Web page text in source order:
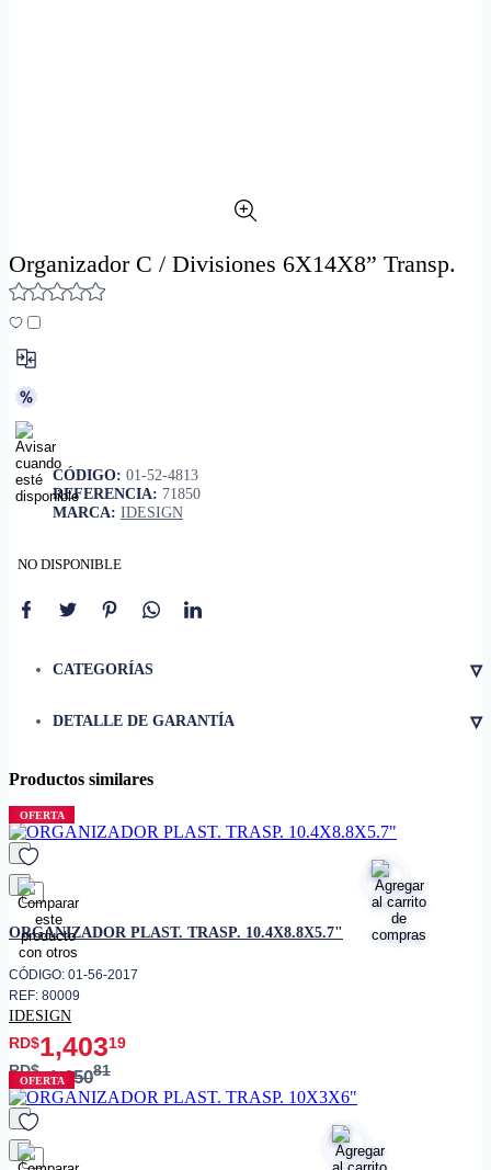
Organizador C / Divisiones 6X14X8” Transp.
CÓDIGO: 01-52-4813
REFERENCIA: 71850
MARCA: IDESIGN
NO DISPONIBLE
CATEGORÍAS ▿
DETALLE DE GARANTÍA ▿
Productos similares
OFERTA
favorito
ORGANIZADOR PLAST. TRASP. 10.4X8.8X5.7"
CÓDIGO: 01-56-2017
REF: 80009
IDESIGN
RD$1,40319
RD$1,65081
OFERTA